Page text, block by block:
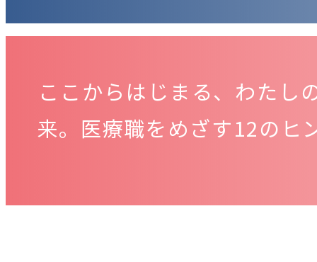
ここからはじまる、わたし
来。医療職をめざす12のヒ